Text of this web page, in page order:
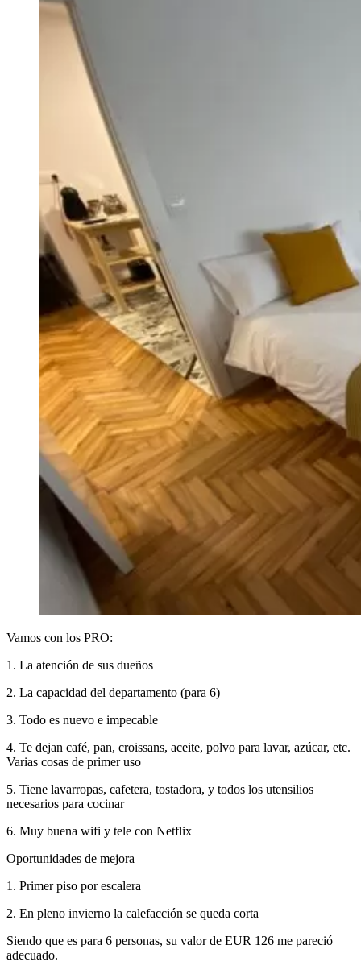
Vamos con los PRO:
1. La atención de sus dueños
2. La capacidad del departamento (para 6)
3. Todo es nuevo e impecable
4. Te dejan café, pan, croissans, aceite, polvo para lavar, azúcar, etc.
Varias cosas de primer uso
5. Tiene lavarropas, cafetera, tostadora, y todos los utensilios
necesarios para cocinar
6. Muy buena wifi y tele con Netflix
Oportunidades de mejora
1. Primer piso por escalera
2. En pleno invierno la calefacción se queda corta
Siendo que es para 6 personas, su valor de EUR 126 me pareció
adecuado.